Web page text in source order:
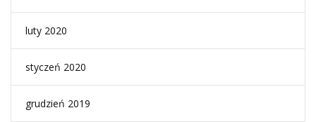
luty 2020
styczeń 2020
grudzień 2019